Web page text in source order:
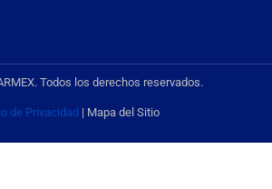
Todos los derechos reservados.
de Privacidad | Mapa del Sitio